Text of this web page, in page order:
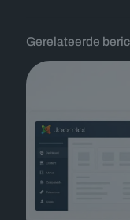
Gerelateerde